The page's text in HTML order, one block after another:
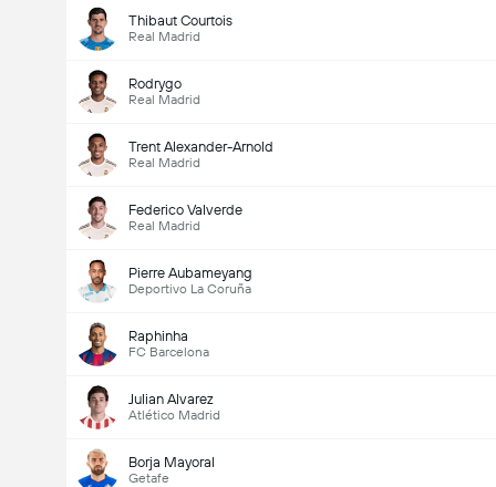
Thibaut Courtois
Real Madrid
Rodrygo
Real Madrid
Trent Alexander-Arnold
Real Madrid
Federico Valverde
Real Madrid
Pierre Aubameyang
Deportivo La Coruña
Raphinha
FC Barcelona
Julian Alvarez
Atlético Madrid
Borja Mayoral
Getafe